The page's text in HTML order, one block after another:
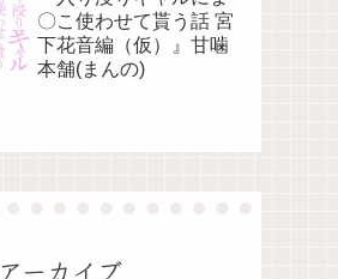
〇こ使わせて貰う話 宮
下花音編（仮）』甘噛
本舗(まんの)
アーカイブ